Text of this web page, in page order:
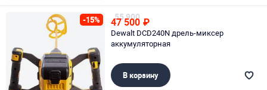
-15% 55 900
47 500 ₽
Dewalt DCD240N дрель-миксер
аккумуляторная
В корзину